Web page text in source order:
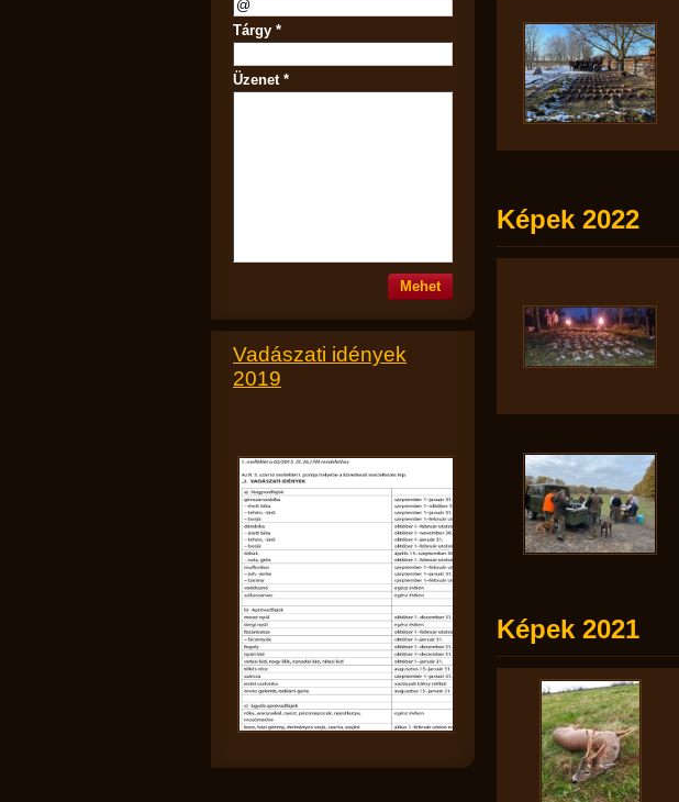
Képek 2022
Képek 2021
Tárgy *
Üzenet *
Vadászati idények
2019